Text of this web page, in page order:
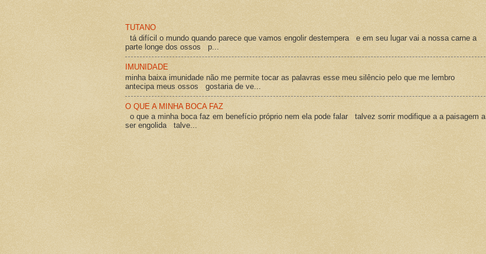
TUTANO
tá difícil o mundo quando parece que vamos engolir destempera e em seu lugar vai a nossa carne a
parte longe dos ossos p...
IMUNIDADE
minha baixa imunidade não me permite tocar as palavras esse meu silêncio pelo que me lembro
antecipa meus ossos gostaria de ve...
O QUE A MINHA BOCA FAZ
o que a minha boca faz em benefício próprio nem ela pode falar talvez sorrir modifique a a paisagem a
ser engolida talve...